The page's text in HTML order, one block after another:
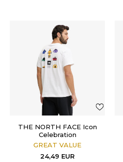
THE NORTH FACE Icon
Celebration
GREAT VALUE
24,49 EUR